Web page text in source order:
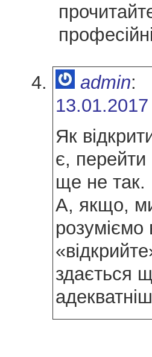
admin:
Як
є,
ще не так.
А, якщо,
здається